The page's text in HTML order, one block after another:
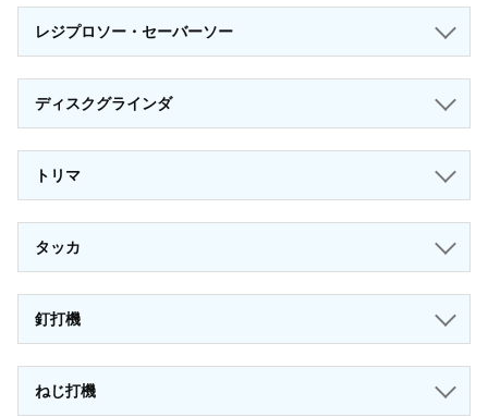
レジプロソー・セーバーソー
ディスクグラインダ
トリマ
タッカ
釘打機
ねじ打機